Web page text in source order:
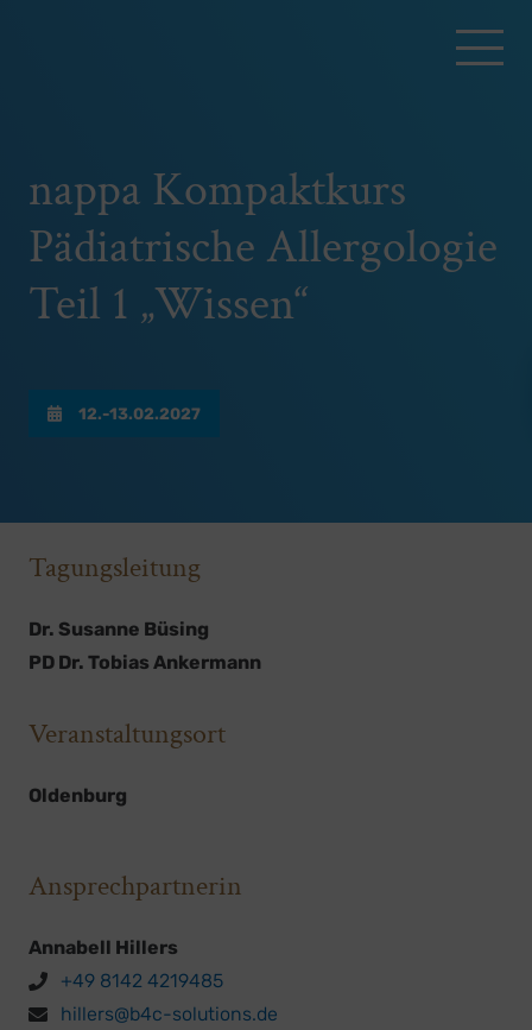
nappa Kompaktkurs
Pädiatrische Allergologie
Teil 1 „Wissen“
12.-13.02.2027
Tagungsleitung
Dr. Susanne Büsing
PD Dr. Tobias Ankermann
Veranstaltungsort
Oldenburg
Ansprechpartnerin
Annabell Hillers
+49 8142 4219485
hillers@b4c-solutions.de